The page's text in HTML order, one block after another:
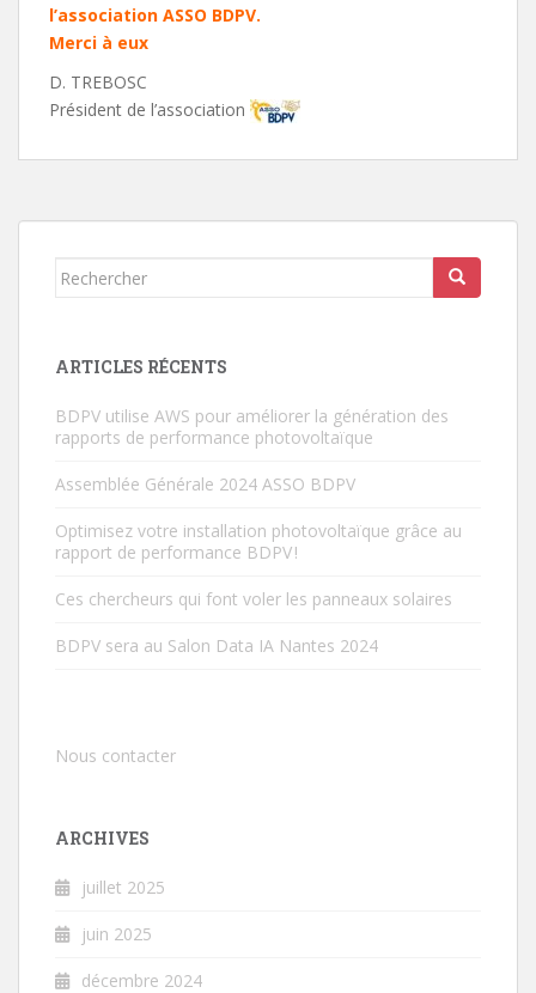
l’association ASSO BDPV.
Merci à eux
D. TREBOSC
Président de l’association
Rechercher...
ARTICLES RÉCENTS
BDPV utilise AWS pour améliorer la génération des
rapports de performance photovoltaïque
Assemblée Générale 2024 ASSO BDPV
Optimisez votre installation photovoltaïque grâce au
rapport de performance BDPV !
Ces chercheurs qui font voler les panneaux solaires
BDPV sera au Salon Data IA Nantes 2024
Nous contacter
ARCHIVES
juillet 2025
juin 2025
décembre 2024